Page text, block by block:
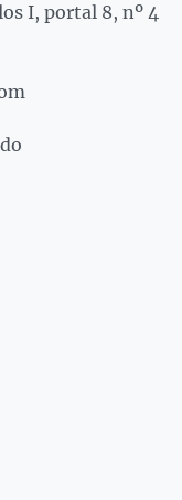
I, portal 8, nº 4